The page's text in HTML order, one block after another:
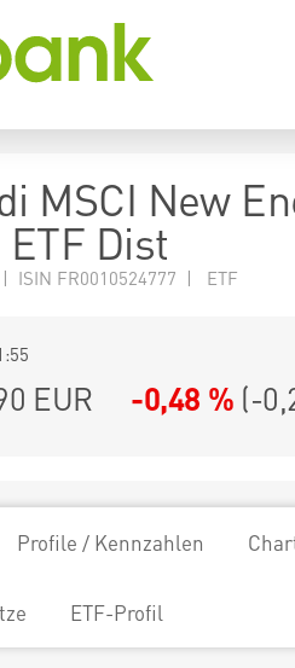
MSCI New
ETF Dist
| ISIN FR0010524777 | ETF
EUR -0,48 % (-
Profile / Kennzahlen
ETF-Profil